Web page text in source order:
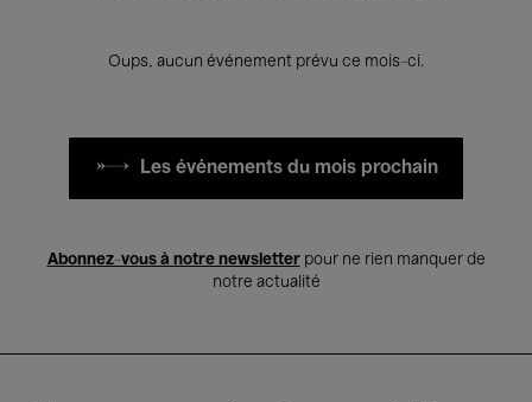
Oups, aucun événement prévu ce mois-ci.
Les événements du mois prochain
Abonnez-vous à notre newsletterpour ne rien manquer de
notre actualité